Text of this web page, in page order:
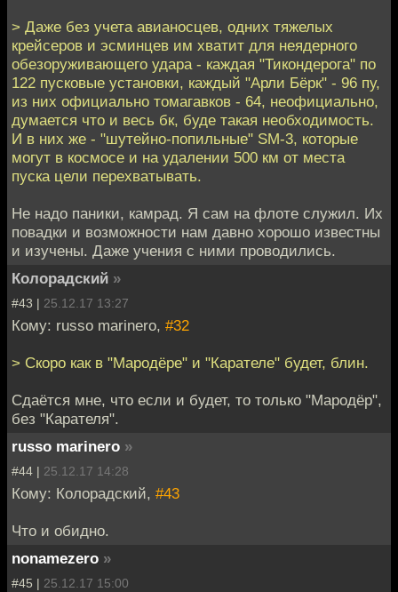
> Даже без учета авианосцев, одних тяжелых
крейсеров и эсминцев им хватит для неядерного
обезоруживающего удара - каждая "Тикондерога" по
122 пусковые установки, каждый "Арли Бёрк" - 96 пу,
из них официально томагавков - 64, неофициально,
думается что и весь бк, буде такая необходимость.
И в них же - "шутейно-попильные" SM-3, которые
могут в космосе и на удалении 500 км от места
пуска цели перехватывать.
Не надо паники, камрад. Я сам на флоте служил. Их
повадки и возможности нам давно хорошо известны
и изучены. Даже учения с ними проводились.
Колорадский »
#43 | 25.12.17 13:27
Кому: russo marinero, #32
> Скоро как в "Мародёре" и "Карателе" будет, блин.
Сдаётся мне, что если и будет, то только "Мародёр",
без "Карателя".
russo marinero »
#44 | 25.12.17 14:28
Кому: Колорадский, #43
Что и обидно.
nonamezero »
#45 | 25.12.17 15:00